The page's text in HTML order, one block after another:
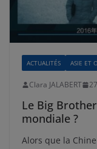
ACTUALITÉS ASIE ET
Clara JALABERT
Le Big
mondiale ?
Alors que la